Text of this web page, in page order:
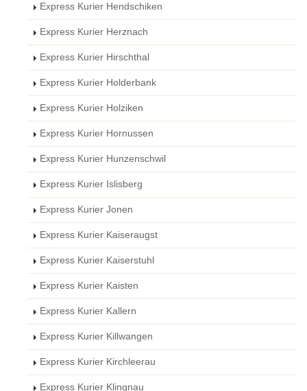
Express Kurier Hendschiken
Express Kurier Herznach
Express Kurier Hirschthal
Express Kurier Holderbank
Express Kurier Holziken
Express Kurier Hornussen
Express Kurier Hunzenschwil
Express Kurier Islisberg
Express Kurier Jonen
Express Kurier Kaiseraugst
Express Kurier Kaiserstuhl
Express Kurier Kaisten
Express Kurier Kallern
Express Kurier Killwangen
Express Kurier Kirchleerau
Express Kurier Klingnau